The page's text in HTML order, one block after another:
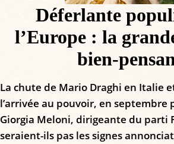
Déferlante
l’Europe : la
bien-
La chute de Mario Draghi en Italie
l’arrivée au pouvoir, en septembre
Giorgia Meloni, dirigeante du parti
seraient-ils pas les signes